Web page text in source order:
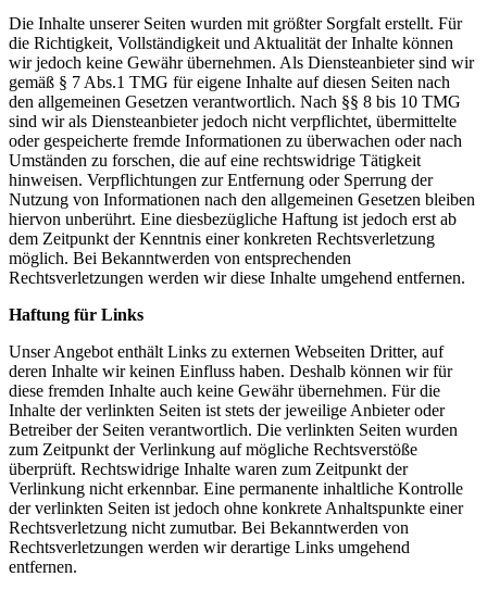
Die Inhalte unserer Seiten wurden mit größter Sorgfalt erstellt. Für
die Richtigkeit, Vollständigkeit und Aktualität der Inhalte können
wir jedoch keine Gewähr übernehmen. Als Diensteanbieter sind wir
gemäß § 7 Abs.1 TMG für eigene Inhalte auf diesen Seiten nach
den allgemeinen Gesetzen verantwortlich. Nach §§ 8 bis 10 TMG
sind wir als Diensteanbieter jedoch nicht verpflichtet, übermittelte
oder gespeicherte fremde Informationen zu überwachen oder nach
Umständen zu forschen, die auf eine rechtswidrige Tätigkeit
hinweisen. Verpflichtungen zur Entfernung oder Sperrung der
Nutzung von Informationen nach den allgemeinen Gesetzen bleiben
hiervon unberührt. Eine diesbezügliche Haftung ist jedoch erst ab
dem Zeitpunkt der Kenntnis einer konkreten Rechtsverletzung
möglich. Bei Bekanntwerden von entsprechenden
Rechtsverletzungen werden wir diese Inhalte umgehend entfernen.
Haftung für Links
Unser Angebot enthält Links zu externen Webseiten Dritter, auf
deren Inhalte wir keinen Einfluss haben. Deshalb können wir für
diese fremden Inhalte auch keine Gewähr übernehmen. Für die
Inhalte der verlinkten Seiten ist stets der jeweilige Anbieter oder
Betreiber der Seiten verantwortlich. Die verlinkten Seiten wurden
zum Zeitpunkt der Verlinkung auf mögliche Rechtsverstöße
überprüft. Rechtswidrige Inhalte waren zum Zeitpunkt der
Verlinkung nicht erkennbar. Eine permanente inhaltliche Kontrolle
der verlinkten Seiten ist jedoch ohne konkrete Anhaltspunkte einer
Rechtsverletzung nicht zumutbar. Bei Bekanntwerden von
Rechtsverletzungen werden wir derartige Links umgehend
entfernen.